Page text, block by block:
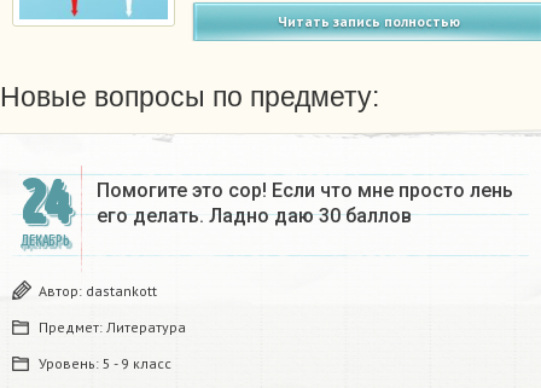
Читать запись полностью
Новые вопросы по предмету:
24
ДЕКАБРЬ
Помогите это сор! Если что мне просто лень
его делать. Ладно даю 30 баллов​
Автор: dastankott
Предмет: Литература
Уровень: 5 - 9 класс